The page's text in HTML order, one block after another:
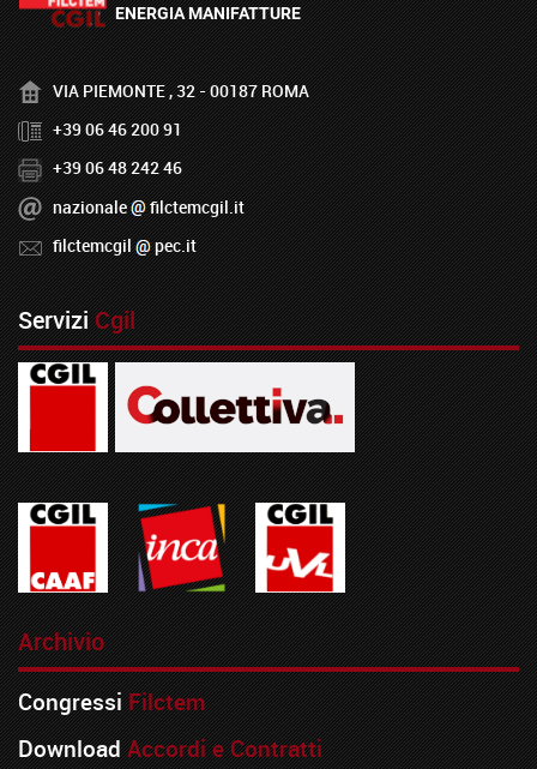
VIA PIEMONTE , 32 - 00187 ROMA
+39 06 46 200 91
+39 06 48 242 46
nazionale
filctemcgil.it
filctemcgil
pec.it
ServiziCgil
Archivio
Congressi Filctem
Download Accordi e Contratti